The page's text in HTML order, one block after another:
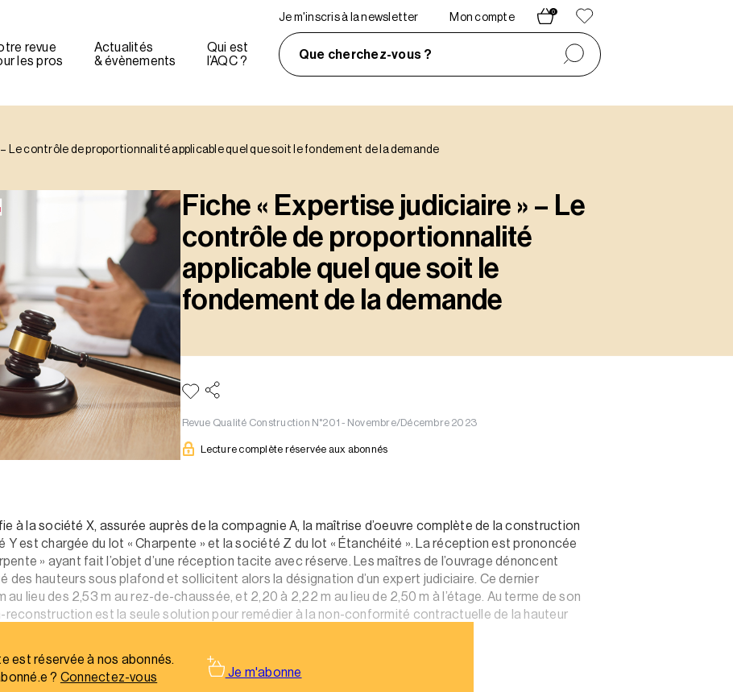
revue
les pros
Actualités
& évènements
Qui est
l’AQC ?
Je m'inscris à la newsletter Mon compte
0
Que cherchez-vous ?
– Le contrôle de proportionnalité applicable quel que soit le fondement de la demande
Fiche « Expertise judiciaire » – Le
contrôle de proportionnalité
applicable quel que soit le
fondement de la demande
Revue Qualité Construction N°201 - Novembre/Décembre 2023
Lecture complète réservée aux abonnés
à la société X, assurée auprès de la compagnie A, la maîtrise d’oeuvre complète de la construction
Y est chargée du lot « Charpente » et la société Z du lot « Étanchéité ». La réception est prononcée
» ayant fait l’objet d’une réception tacite avec réserve. Les maîtres de l’ouvrage dénoncent
des hauteurs sous plafond et sollicitent alors la désignation d’un expert judiciaire. Ce dernier
lieu des 2,53 m au rez-de-chaussée, et 2,20 à 2,22 m au lieu de 2,50 m à l’étage. Au terme de son
reconstruction est la seule solution pour remédier à la non-conformité contractuelle de la hauteur
est réservée à nos abonnés.
? Connectez-vous Je m'abonne